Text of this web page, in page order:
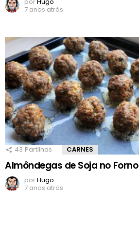
porHugo
7 anos atrás
43 Partilhas CARNES
Almôndegas de Soja no Forno
porHugo
7 anos atrás